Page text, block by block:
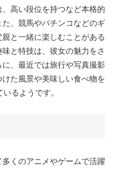
高い段位を持つなど本格的
、競馬やパチンコなどのギ
と一緒に楽しむことがある
と特技は、彼女の魅力をさ
、最近では旅行や写真撮影
た風景や美味しい食べ物を
るようです。
くのアニメやゲームで活躍